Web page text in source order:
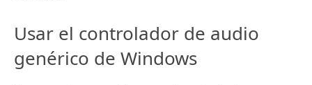
Usar el controlador de audio
genérico de Windows